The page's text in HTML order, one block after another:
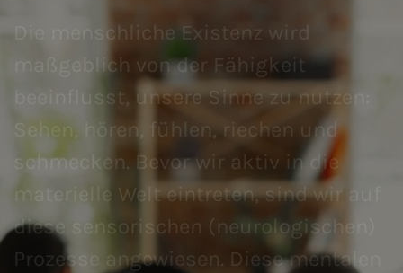
Die menschliche Existenz wird
maßgeblich von der Fähigkeit
beeinflusst, unsere Sinne zu nutzen:
Sehen, hören, fühlen, riechen und
schmecken. Bevor wir aktiv in die
materielle Welt eintreten, sind wir auf
diese sensorischen (neurologischen)
Prozesse angewiesen. Diese mentalen